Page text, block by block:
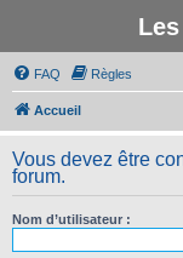
FAQ Règles
Accueil
Vous devez être
forum.
Nom d’utilisateur :